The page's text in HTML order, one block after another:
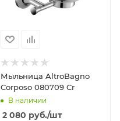
Мыльница AltroBagno
Corposo 080709 Cr
В наличии
2 080 руб./шт